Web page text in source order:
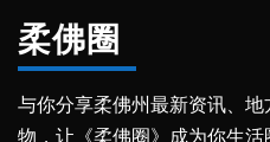
柔佛圈
与你分享柔佛州最新资讯、
物，让《柔佛圈》成为你生活